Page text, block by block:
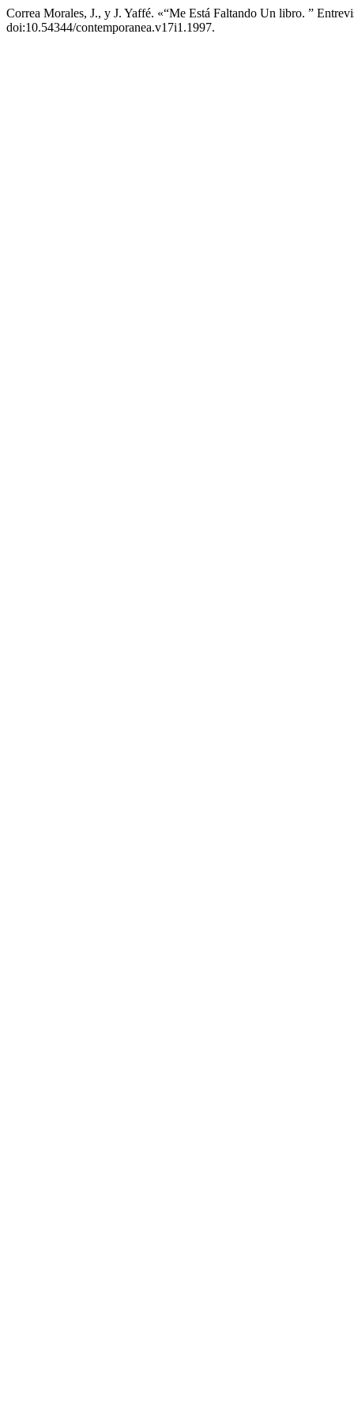
Correa Morales, J., y J. Yaffé. «“Me Está Faltando Un libro. ”
doi:10.54344/contemporanea.v17i1.1997.